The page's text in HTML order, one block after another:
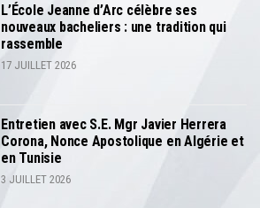
L’École Jeanne d’Arc célèbre ses
nouveaux bacheliers : une tradition qui
rassemble
17 JUILLET 2026
Entretien avec S.E. Mgr Javier Herrera
Corona, Nonce Apostolique en Algérie et
en Tunisie
3 JUILLET 2026